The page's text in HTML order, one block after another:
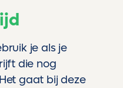
je als je
die nog
gaat bij deze